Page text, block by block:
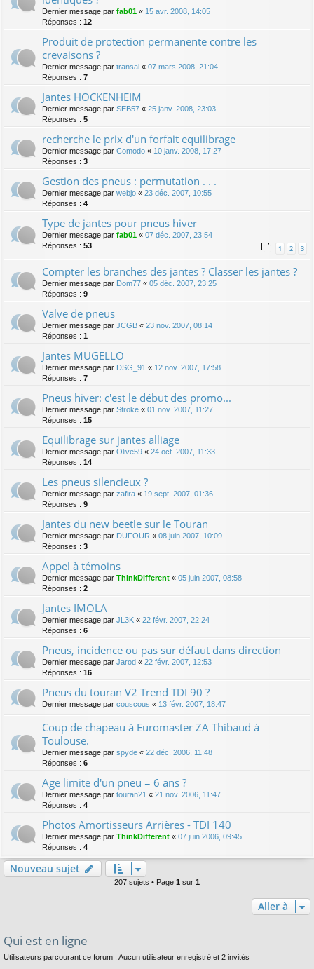
Dernier message par fab01 « 15 avr. 2008, 14:05
Réponses : 12
Produit de protection permanente contre les
crevaisons ?
Dernier message par transal « 07 mars 2008, 21:04
Réponses : 7
Jantes HOCKENHEIM
Dernier message par SEB57 « 25 janv. 2008, 23:03
Réponses : 5
recherche le prix d'un forfait equilibrage
Dernier message par Comodo « 10 janv. 2008, 17:27
Réponses : 3
Gestion des pneus : permutation . . .
Dernier message par webjo « 23 déc. 2007, 10:55
Réponses : 4
Type de jantes pour pneus hiver
Dernier message par fab01 « 07 déc. 2007, 23:54
Réponses : 53 1 2 3
Compter les branches des jantes ? Classer les jantes ?
Dernier message par Dom77 « 05 déc. 2007, 23:25
Réponses : 9
Valve de pneus
Dernier message par JCGB « 23 nov. 2007, 08:14
Réponses : 1
Jantes MUGELLO
Dernier message par DSG_91 « 12 nov. 2007, 17:58
Réponses : 7
Pneus hiver: c'est le début des promo...
Dernier message par Stroke « 01 nov. 2007, 11:27
Réponses : 15
Equilibrage sur jantes alliage
Dernier message par Olive59 « 24 oct. 2007, 11:33
Réponses : 14
Les pneus silencieux ?
Dernier message par zafira « 19 sept. 2007, 01:36
Réponses : 9
Jantes du new beetle sur le Touran
Dernier message par DUFOUR « 08 juin 2007, 10:09
Réponses : 3
Appel à témoins
Dernier message par ThinkDifferent « 05 juin 2007, 08:58
Réponses : 2
Jantes IMOLA
Dernier message par JL3K « 22 févr. 2007, 22:24
Réponses : 6
Pneus, incidence ou pas sur défaut dans direction
Dernier message par Jarod « 22 févr. 2007, 12:53
Réponses : 16
Pneus du touran V2 Trend TDI 90 ?
Dernier message par couscous « 13 févr. 2007, 18:47
Coup de chapeau à Euromaster ZA Thibaud à
Toulouse.
Dernier message par spyde « 22 déc. 2006, 11:48
Réponses : 6
Age limite d'un pneu = 6 ans ?
Dernier message par touran21 « 21 nov. 2006, 11:47
Réponses : 4
Photos Amortisseurs Arrières - TDI 140
Dernier message par ThinkDifferent « 07 juin 2006, 09:45
Réponses : 4
Nouveau sujet
207 sujets • Page 1 sur 1
Aller à
Qui est en ligne
Utilisateurs parcourant ce forum : Aucun utilisateur enregistré et 2 invités